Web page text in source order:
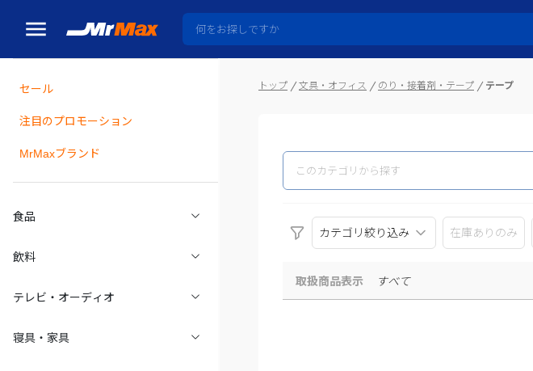
セール
注目のプロモーション
MrMaxブランド
食品
飲料
テレビ・オーディオ
寝具・家具
トップ 文具・オフィス のり・接着剤・テープ テープ
カテゴリ絞り込み 在庫ありのみ
取扱商品表示 すべて